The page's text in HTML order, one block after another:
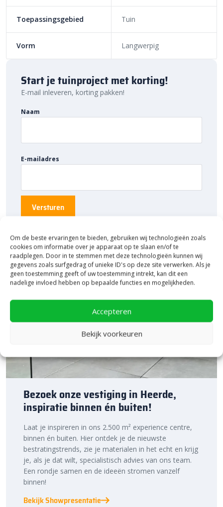
Om de beste ervaringen te bieden, gebruiken wij technologieën zoals
cookies om informatie over je apparaat op te slaan en/of te
raadplegen. Door in te stemmen met deze technologieën kunnen wij
gegevens zoals surfgedrag of unieke ID's op deze site verwerken. Als je
geen toestemming geeft of uw toestemming intrekt, kan dit een
nadelige invloed hebben op bepaalde functies en mogelijkheden.
Accepteren
Bekijk voorkeuren
goed liggen.
Toepassingsgebied Tuin
Vorm Langwerpig
Start je tuinproject met korting!
E-mail inleveren, korting pakken!
Naam
E-mailadres
Bezoek onze vestiging in Heerde,
inspiratie binnen én buiten!
Laat je inspireren in ons 2.500 m² experience centre,
binnen én buiten. Hier ontdek je de nieuwste
bestratingstrends, zie je materialen in het echt en krijg
je, als je dat wilt, specialistisch advies van ons team.
Een rondje samen en de ideeën stromen vanzelf
binnen!
Bekijk Showpresentatie